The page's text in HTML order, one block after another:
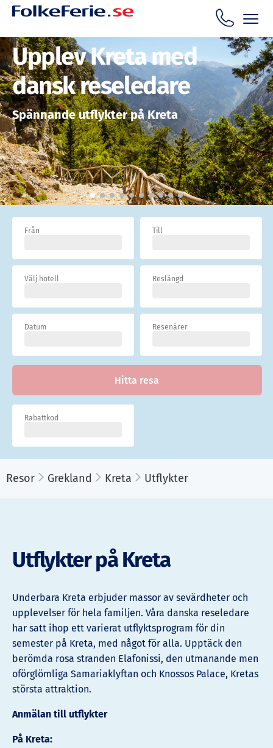
Upplev Kreta med
dansk reseledare
Spännande utflykter på Kreta
Från Till
Välj hotell Reslängd
Datum Resenärer
Rabattkod
Hitta resa
Resor Grekland Kreta Utflykter
Utflykter på Kreta
Underbara Kreta erbjuder massor av sevärdheter och
upplevelser för hela familjen. Våra danska reseledare
har satt ihop ett varierat utflyktsprogram för din
semester på Kreta, med något för alla. Upptäck den
berömda rosa stranden Elafonissi, den utmanande men
oförglömliga Samariaklyftan och Knossos Palace, Kretas
största attraktion.
Anmälan till utflykter
På Kreta: